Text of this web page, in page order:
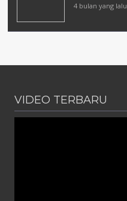
4 bulan yang lalu
VIDEO TERBARU